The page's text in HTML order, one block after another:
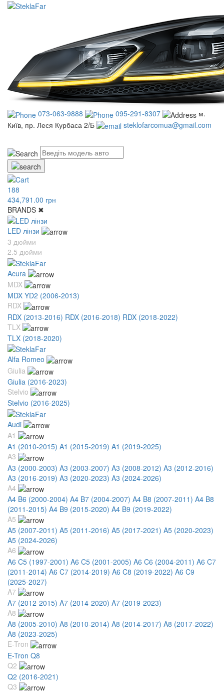
073-063-9888 095-291-8307
м.
Київ, пр. Леся Курбаса 2/Б
steklofarcomua@gmail.com
188
434,791.00 грн
BRANDS ✖
LED лінзи
3 дюйми
2.5 дюйми
Acura
MDX
MDX YD2 (2006-2013)
RDX
RDX (2013-2016) RDX (2016-2018) RDX (2018-2022)
TLX
TLX (2018-2020)
Alfa Romeo
Giulia
Giulia (2016-2023)
Stelvio
Stelvio (2016-2025)
Audi
A1
A1 (2010-2015) A1 (2015-2019) A1 (2019-2025)
A3
A3 (2000-2003) A3 (2003-2007) A3 (2008-2012) A3 (2012-2016)
A3 (2016-2019) A3 (2020-2023) A3 (2024-2026)
A4
A4 B6 (2000-2004) A4 B7 (2004-2007) A4 B8 (2007-2011) A4 B8
(2011-2015) A4 B9 (2015-2020) A4 B9 (2019-2022)
A5
A5 (2007-2011) A5 (2011-2016) A5 (2017-2021) A5 (2020-2023)
A5 (2024-2026)
A6
A6 C5 (1997-2001) A6 C5 (2001-2005) A6 C6 (2004-2011) A6 C7
(2011-2014) A6 C7 (2014-2019) A6 C8 (2019-2022) A6 C9
(2025-2027)
A7
A7 (2012-2015) A7 (2014-2020) A7 (2019-2023)
A8
A8 (2005-2010) A8 (2010-2014) A8 (2014-2017) A8 (2017-2022)
A8 (2023-2025)
E-Tron
E-Tron Q8
Q2
Q2 (2016-2021)
Q3